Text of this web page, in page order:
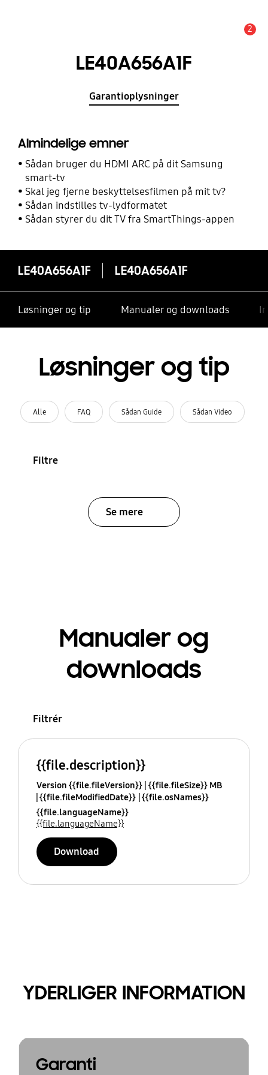
2
LE40A656A1F
Garantioplysninger
Almindelige emner
Sådan bruger du HDMI ARC på dit Samsung
smart-tv
Skal jeg fjerne beskyttelsesfilmen på mit tv?
Sådan indstilles tv-lydformatet
Sådan styrer du dit TV fra SmartThings-appen
LE40A656A1F LE40A656A1F
Løsninger og tip Manualer og downloads
Løsninger og tip
Alle FAQ Sådan Guide Sådan Video
Filtre
Se mere
Manualer og
downloads
Filtrér
{{file.description}}
Version {{file.fileVersion}} {{file.fileSize}} MB
{{file.fileModifiedDate}} {{file.osNames}}
{{file.languageName}}
{{file.languageName}}
Download
YDERLIGER INFORMATION
Garanti